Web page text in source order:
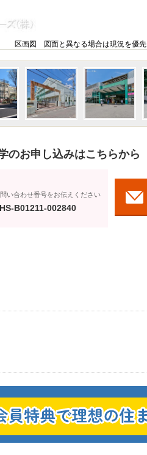
区画図 図面と異なる場合は現況を優先
のお申し込みはこちらから
い合わせ番号をお伝えください
B01211-002840